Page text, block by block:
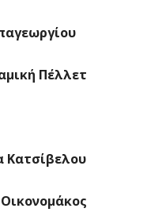
Πέλλετ
Κατσίβελου